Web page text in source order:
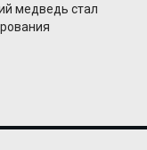
медведь стал